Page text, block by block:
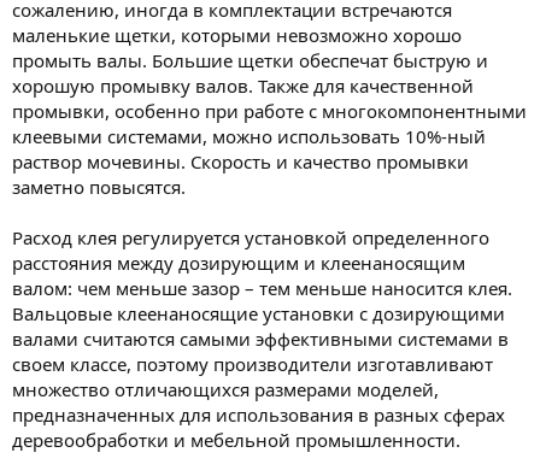
сожалению, иногда в комплектации встречаются
маленькие щетки, которыми невозможно хорошо
промыть валы. Большие щетки обеспечат быструю и
хорошую промывку валов. Также для качественной
промывки, особенно при работе с многокомпонентными
клеевыми системами, можно использовать 10%-ный
раствор мочевины. Скорость и качество промывки
заметно повысятся.
Расход клея регулируется установкой определенного
расстояния между дозирующим и клеенаносящим
валом: чем меньше зазор – тем меньше наносится клея.
Вальцовые клеенаносящие установки с дозирующими
валами считаются самыми эффективными системами в
своем классе, поэтому производители изготавливают
множество отличающихся размерами моделей,
предназначенных для использования в разных сферах
деревообработки и мебельной промышленности.